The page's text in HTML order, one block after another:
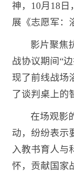
神，10月18
展《志愿军：
影片聚焦
战协议期间“
现了前线战场
了谈判桌上的
在场观影
动，纷纷表示
入教书育人与
怀，贡献国家